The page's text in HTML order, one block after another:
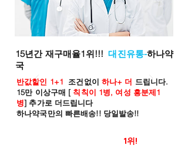
15년간 재구매율1위!!!대진유통-하나약
국
반값할인 1+1 조건없이 하나+ 더 드립니다.
15만 이상구매 [ 칙칙이 1병, 여성 흥분제1
병] 추가로 더드립니다
하나약국만의 빠른배송!! 당일발송!!
1위!